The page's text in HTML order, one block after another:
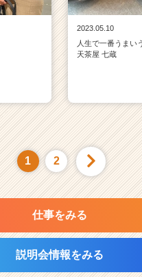
2023.05.10
人生で一番うまい
天茶屋 七蔵
1 2
仕事をみる
説明会情報をみる